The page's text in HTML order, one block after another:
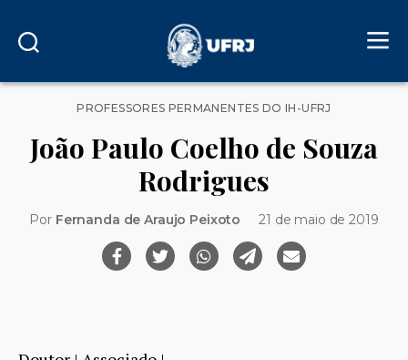
Categorias
PROFESSORES PERMANENTES DO IH-UFRJ
João Paulo Coelho de Souza
Rodrigues
Por Fernanda de Araujo Peixoto 21 de maio de 2019